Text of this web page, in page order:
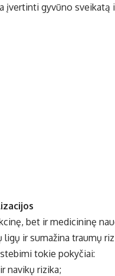
įvertinti gyvūno sveikatą
bet ir medicininę
ir sumažina traumų
tokie pokyčiai:
navikų rizika;